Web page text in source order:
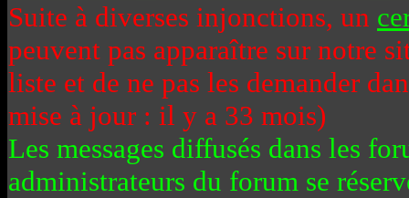
Suite à diverses injonctions, un
peuvent pas apparaître sur notre
liste et de ne pas les demander
mise à jour : il y a 33 mois)
Les messages diffusés dans les
administrateurs du forum se